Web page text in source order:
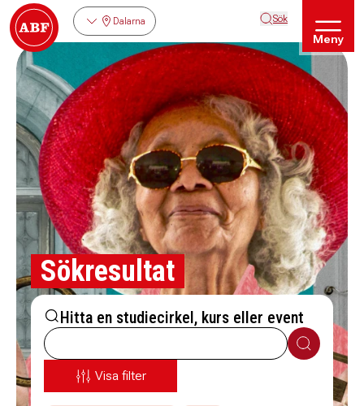
Dalarna Sök
Meny
Sökresultat
Hitta en studiecirkel, kurs eller event
Sök
Visa filter